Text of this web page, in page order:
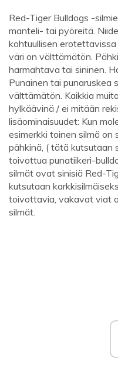
Red-Tiger Bulldogs -
manteli- tai pyöreitä.
kohtuullisen
väri on välttämätön.
harmahtava tai sininen.
Punainen tai punaruskea
välttämätön. Kaikkia
hylkäävinä / ei mitään
lisäominaisuudet: Kun
esimerkki toinen silmä on
pähkinä, ( tätä kutsutaan
toivottua punatiikeri-
silmät ovat sinisiä Red-
kutsutaan
toivottavia, vakavat viat
silmät.